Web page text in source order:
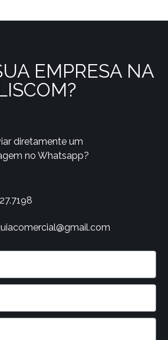
EMPRESA NA
diretamente um
no Whatsapp?